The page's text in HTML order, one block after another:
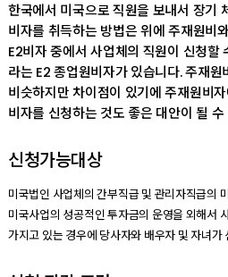
한국에서 미국으로 직원을 보내서 장기
비자를 취득하는 방법은 위에 주재원비
E2비자 중에서 사업체의 직원이 신청할
라는 E2 종업원비자가 있습니다. 주재
비슷하지만 차이점이 있기에 주재원비
비자를 신청하는 것도 좋은 대안이 될 수
신청가능대상
미국법인 사업체의 간부직급 및 관리자직급의
미국사업의 성공적인 투자금의 운영을 외해서
가지고 있는 경우에 당사자와 배우자 및 자녀가